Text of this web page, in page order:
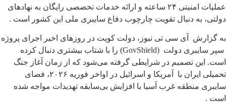
عملیات امنیتی ۲۴ ساعته و ارائه خدمات تخصصی رایگان به نهادهای
دولتی، به دنبال تقویت چارچوب دفاع سایبری ملی این کشور است .
به گزارش آی سی تی نیوز، دولت کویت در روزهای اخیر اجرای پروژه
سپر سایبری دولت (GovShield) را با شتاب بیشتری دنبال کرده
است. این تصمیم در شرایطی گرفته می‌شود که از زمان آغاز جنگ
تحمیلی ایران با آمریکا و اسرائیل در اواخر فوریه ۲۰۲۶، فضای
سایبری منطقه غرب آسیا با افزایش بی‌سابقه تهدیدات مواجه شده
است .